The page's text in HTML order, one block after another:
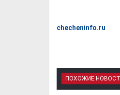
checheninfo.ru
ПОХОЖИЕ